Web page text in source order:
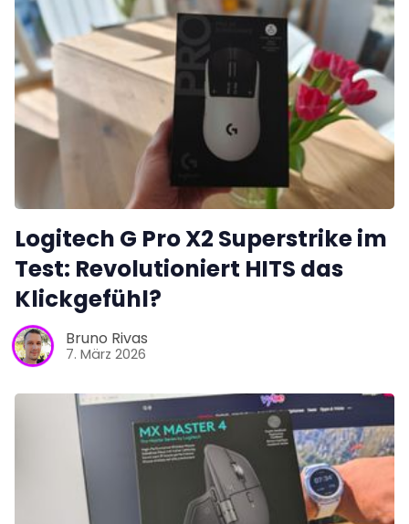
Kontakt
Impressum
Logitech G Pro X2 Superstrike im
Test: Revolutioniert HITS das
Klickgefühl?
Bruno Rivas
7. März 2026